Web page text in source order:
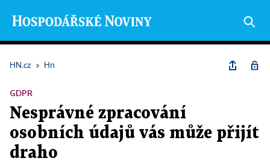
HN.cz › Hn
GDPR
Nesprávné zpracování
osobních údajů vás může přijít
draho